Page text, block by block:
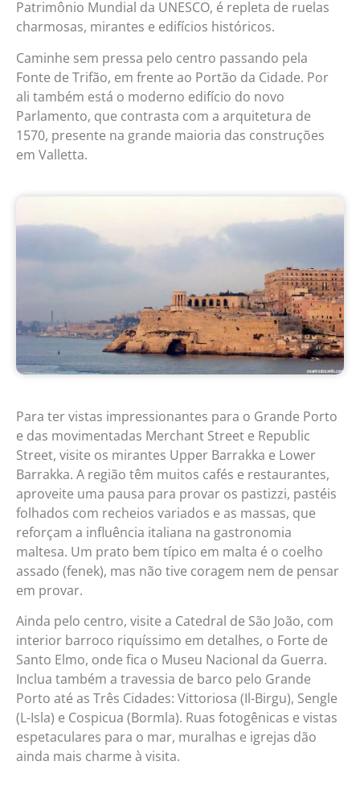
Patrimônio Mundial da UNESCO, é repleta de ruelas
charmosas, mirantes e edifícios históricos.
Caminhe sem pressa pelo centro passando pela
Fonte de Trifão, em frente ao Portão da Cidade. Por
ali também está o moderno edifício do novo
Parlamento, que contrasta com a arquitetura de
1570, presente na grande maioria das construções
em Valletta.
Para ter vistas impressionantes para o Grande Porto
e das movimentadas Merchant Street e Republic
Street, visite os mirantes Upper Barrakka e Lower
Barrakka. A região têm muitos cafés e restaurantes,
aproveite uma pausa para provar os pastizzi, pastéis
folhados com recheios variados e as massas, que
reforçam a influência italiana na gastronomia
maltesa. Um prato bem típico em malta é o coelho
assado (fenek), mas não tive coragem nem de pensar
em provar.
Ainda pelo centro, visite a Catedral de São João, com
interior barroco riquíssimo em detalhes, o Forte de
Santo Elmo, onde fica o Museu Nacional da Guerra.
Inclua também a travessia de barco pelo Grande
Porto até as Três Cidades: Vittoriosa (Il-Birgu), Sengle
(L-Isla) e Cospicua (Bormla). Ruas fotogênicas e vistas
espetaculares para o mar, muralhas e igrejas dão
ainda mais charme à visita.